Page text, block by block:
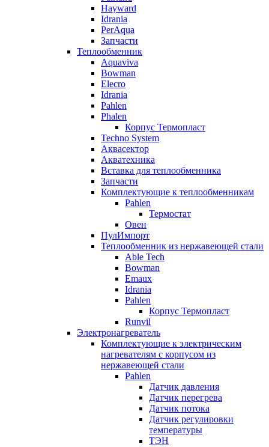
Hayward
Idrania
PerAqua
Запчасти
Теплообменник
Aquaviva
Bowman
Elecro
Idrania
Pahlen
Phalen
Корпус Термопласт
Techno System
Аквасектор
Акватехника
Вставка для теплообменника
Запчасти
Комплектующие к теплообменникам
Pahlen
Термостат
Овен
ПулИмпорт
Теплообменник из нержавеющей стали
Able Tech
Bowman
Emaux
Idrania
Pahlen
Корпус Термопласт
Runvil
Электронагреватель
Комплектующие к электрическим
нагревателям с корпусом из
нержавеющей стали
Pahlen
Датчик давления
Датчик перегрева
Датчик потока
Датчик регулировки
температуры
ТЭН